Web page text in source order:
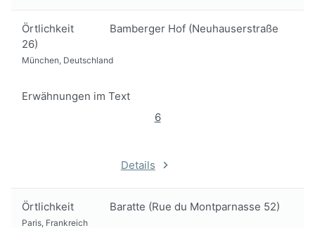
Örtlichkeit
Bamberger Hof (Neuhauserstraße
26)
München, Deutschland
Erwähnungen im Text
6
Details
Örtlichkeit Baratte (Rue du Montparnasse 52)
Paris, Frankreich